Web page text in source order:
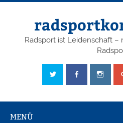
Radsport ist Leidenschaft –
MENÜ